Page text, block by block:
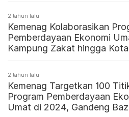
2 tahun lalu
Kemenag Kolaborasikan
Pemberdayaan Ekonomi
Kampung Zakat hingga
2 tahun lalu
Kemenag Targetkan 100
Program Pemberdayaan
Umat di 2024, Gandeng